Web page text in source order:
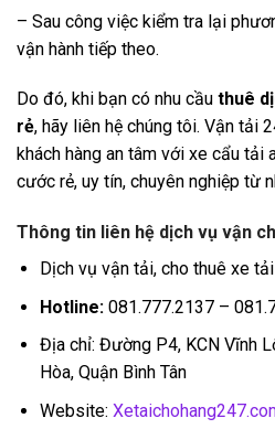
– Sau công việc kiểm tra lại
vận hành tiếp theo.
Do đó, khi bạn có nhu cầu thuê
rẻ, hãy liên hệ chúng tôi. Vận tải
khách hàng an tâm với xe cẩu tải
cước rẻ, uy tín, chuyên nghiệp từ
Thông tin liên hệ dịch vụ vận
Dịch vụ vận tải, cho thuê xe
Hotline:081.777.2137 –
Địa chỉ: Đường P4, KCN Vĩnh
Hòa, Quận Bình Tân
Website: